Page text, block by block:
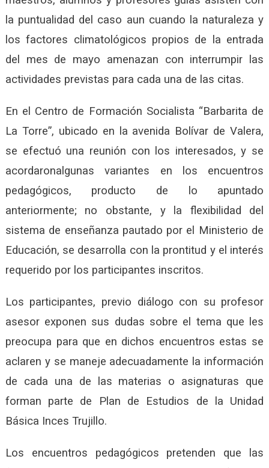
la puntualidad del caso aun cuando la naturaleza y
los factores climatológicos propios de la entrada
del mes de mayo amenazan con interrumpir las
actividades previstas para cada una de las citas.
En el Centro de Formación Socialista “Barbarita de
La Torre”, ubicado en la avenida Bolívar de Valera,
se efectuó una reunión con los interesados, y se
acordaronalgunas variantes en los encuentros
pedagógicos, producto de lo apuntado
anteriormente; no obstante, y la flexibilidad del
sistema de enseñanza pautado por el Ministerio de
Educación, se desarrolla con la prontitud y el interés
requerido por los participantes inscritos.
Los participantes, previo diálogo con su profesor
asesor exponen sus dudas sobre el tema que les
preocupa para que en dichos encuentros estas se
aclaren y se maneje adecuadamente la información
de cada una de las materias o asignaturas que
forman parte de Plan de Estudios de la Unidad
Básica Inces Trujillo.
Los encuentros pedagógicos pretenden que las